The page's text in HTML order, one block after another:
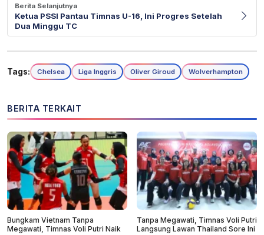
Berita Selanjutnya
Ketua PSSI Pantau Timnas U-16, Ini Progres Setelah
Dua Minggu TC
Tags: Chelsea Liga Inggris Oliver Giroud Wolverhampton
BERITA TERKAIT
Bungkam Vietnam Tanpa
Megawati, Timnas Voli Putri Naik
Tanpa Megawati, Timnas Voli Putri
Langsung Lawan Thailand Sore Ini